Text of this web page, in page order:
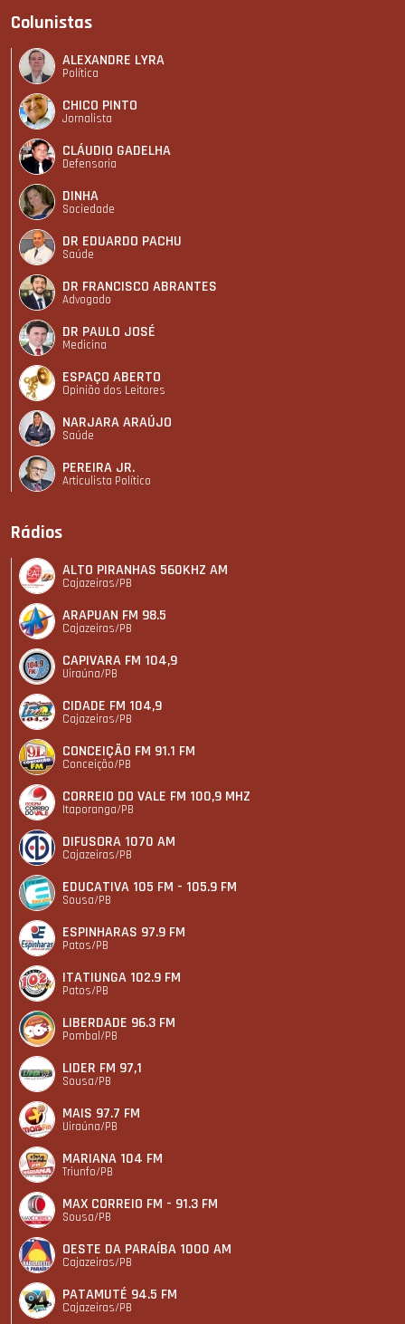
Colunistas
ALEXANDRE LYRA
Política
CHICO PINTO
Jornalista
CLÁUDIO GADELHA
Defensoria
DINHA
Sociedade
DR EDUARDO PACHU
Saúde
DR FRANCISCO ABRANTES
Advogado
DR PAULO JOSÉ
Medicina
ESPAÇO ABERTO
Opinião dos Leitores
NARJARA ARAÚJO
Saúde
PEREIRA JR.
Articulista Polí­tico
Rádios
ALTO PIRANHAS 560KHZ AM
Cajazeiras/PB
ARAPUAN FM 98.5
Cajazeiras/PB
CAPIVARA FM 104,9
Uiraúna/PB
CIDADE FM 104,9
Cajazeiras/PB
CONCEIÇÃO FM 91.1 FM
Conceição/PB
CORREIO DO VALE FM 100,9 MHZ
Itaporanga/PB
DIFUSORA 1070 AM
Cajazeiras/PB
EDUCATIVA 105 FM - 105.9 FM
Sousa/PB
ESPINHARAS 97.9 FM
Patos/PB
ITATIUNGA 102.9 FM
Patos/PB
LIBERDADE 96.3 FM
Pombal/PB
LIDER FM 97,1
Sousa/PB
MAIS 97.7 FM
Uiraúna/PB
MARIANA 104 FM
Triunfo/PB
MAX CORREIO FM - 91.3 FM
Sousa/PB
OESTE DA PARAÍBA 1000 AM
Cajazeiras/PB
PATAMUTÉ 94.5 FM
Cajazeiras/PB